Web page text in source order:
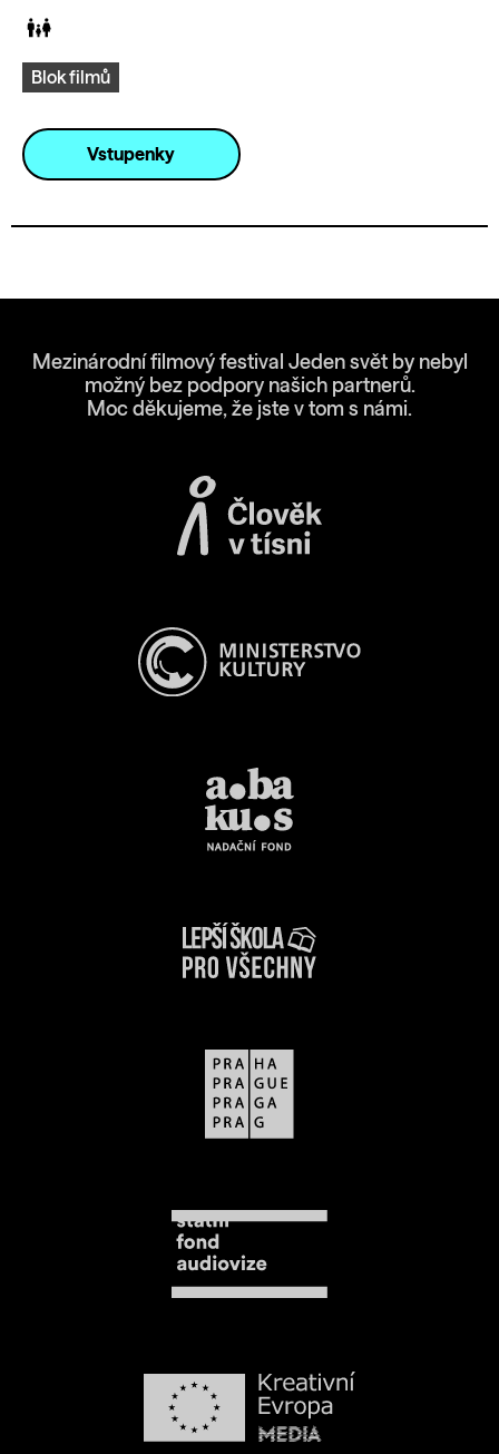
Blok filmů
Vstupenky
Mezinárodní filmový festival Jeden svět by nebyl
možný bez podpory našich partnerů.
Moc děkujeme, že jste v tom s námi.